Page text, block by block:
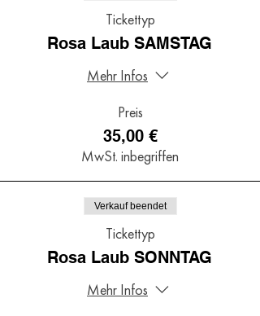
Tickettyp
Rosa Laub SAMSTAG
Mehr Infos
Preis
35,00 €
MwSt. inbegriffen
Verkauf beendet
Tickettyp
Rosa Laub SONNTAG
Mehr Infos